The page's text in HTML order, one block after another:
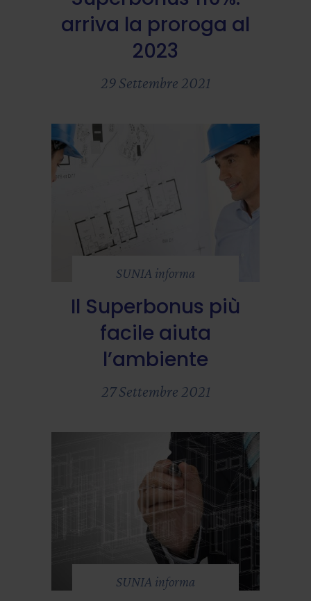
arriva la proroga al
2023
29 Settembre 2021
SUNIA informa
Il Superbonus più
facile aiuta
l’ambiente
27 Settembre 2021
SUNIA informa